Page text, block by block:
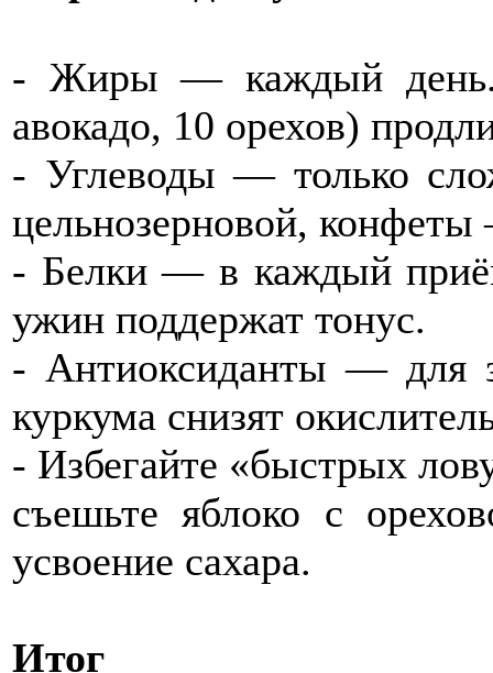
- Жиры — каждый день.
авокадо, 10 орехов)
- Углеводы — только
цельнозерновой,
- Белки — в каждый
ужин поддержат тонус.
- Антиоксиданты — для
куркума снизят
- Избегайте «быстрых
съешьте яблоко с
усвоение сахара.
Итог